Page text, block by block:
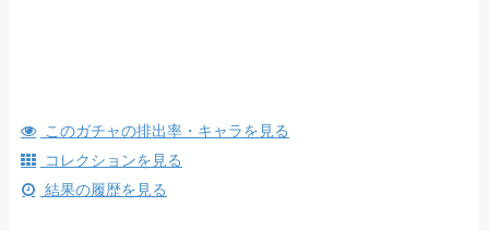
このガチャの排出率・キャラを見る
コレクションを見る
結果の履歴を見る